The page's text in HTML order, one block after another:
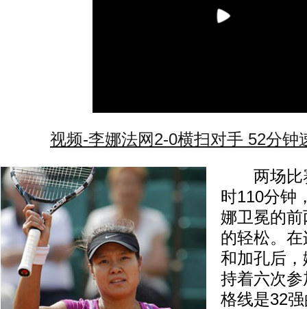
视频-李娜法网2-0横扫对手 52分钟
两场比
时110分钟
娜卫冕的
的轻松。
和加孔后
持着六次
格线是32